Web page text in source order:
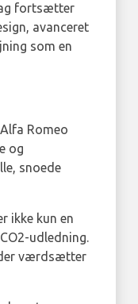
fortsætter
avanceret
som en
Romeo
og
snoede
ikke kun en
udledning.
der værdsætter